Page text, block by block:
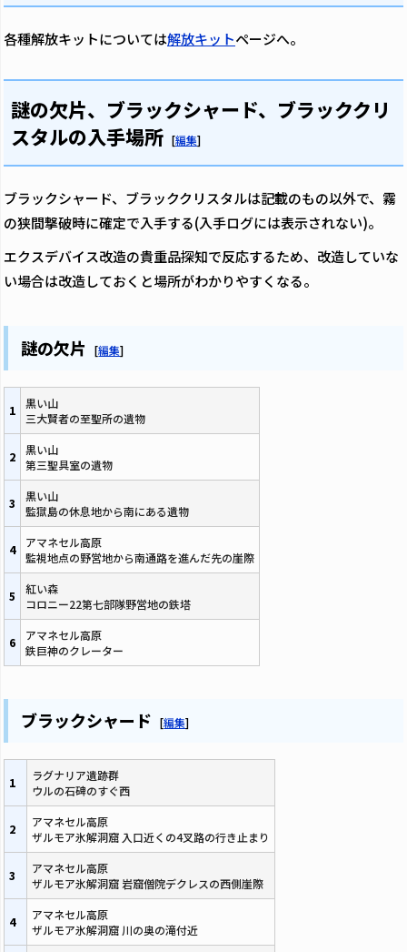
各種解放キットについては解放キットページへ。
謎の欠片、ブラックシャード、ブラッククリ
スタルの入手場所 [編集]
ブラックシャード、ブラッククリスタルは記載のもの以外で、霧
の狭間撃破時に確定で入手する(入手ログには表示されない)。
エクスデバイス改造の貴重品探知で反応するため、改造していな
い場合は改造しておくと場所がわかりやすくなる。
謎の欠片 [編集]
1
黒い山
三大賢者の至聖所の遺物
2
黒い山
第三聖具室の遺物
3
黒い山
監獄島の休息地から南にある遺物
4
アマネセル高原
監視地点の野営地から南通路を進んだ先の崖際
5
紅い森
コロニー22第七部隊野営地の鉄塔
6
アマネセル高原
鉄巨神のクレーター
ブラックシャード [編集]
1
ラグナリア遺跡群
ウルの石碑のすぐ西
2
アマネセル高原
ザルモア氷解洞窟 入口近くの4叉路の行き止まり
3
アマネセル高原
ザルモア氷解洞窟 岩窟僧院デクレスの西側崖際
4
アマネセル高原
ザルモア氷解洞窟 川の奥の滝付近